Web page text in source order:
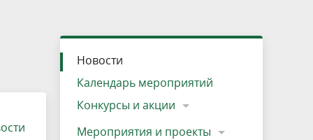
Озеро Плещеево
Вакансии
Экологические тропы и туристские
маршруты
Прокат велосипедов
Адрес, телефон, схема проезда
Результаты оценки условий труда
Интерактивная карта
Кадастр объектов животного мира, не
отнесенных к объектам охоты
Новости
Календарь мероприятий
Конкурсы и акции
Мероприятия и проекты